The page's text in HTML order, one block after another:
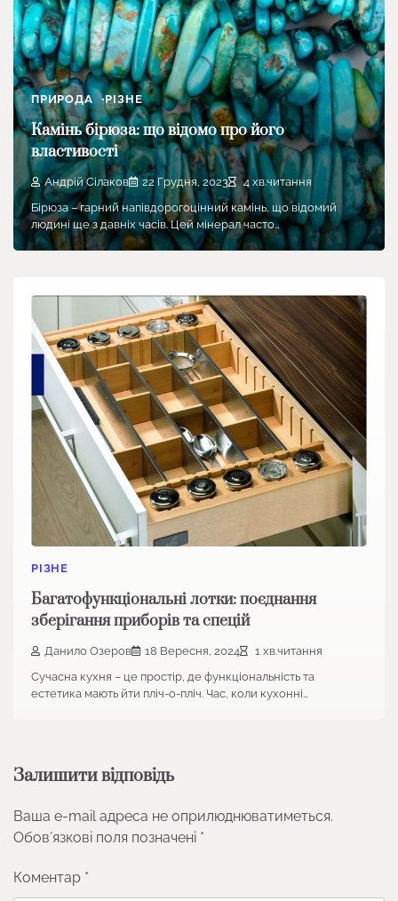
ПРИРОДА РІЗНЕ
Камінь бірюза: що відомо про його
властивості
Андрій Сілаков 22 Грудня, 2023
4 хв.читання
Бірюза – гарний напівдорогоцінний камінь, що відомий
людині ще з давніх часів. Цей мінерал часто…
РІЗНЕ
Багатофункціональні лотки: поєднання
зберігання приборів та спецій
Данило Озеров 18 Вересня, 2024
1 хв.читання
Сучасна кухня – це простір, де функціональність та
естетика мають йти пліч-о-пліч. Час, коли кухонні…
Залишити відповідь
Ваша e-mail адреса не оприлюднюватиметься.
Обов’язкові поля позначені *
Коментар *